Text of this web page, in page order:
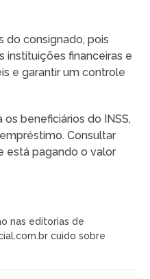
do consignado, pois
instituições financeiras e
e garantir um controle
beneficiários do INSS,
Consultar
está pagando o valor
nas editorias de
cuido sobre